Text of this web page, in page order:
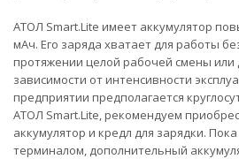
АТОЛ Smart.Lite имеет аккумулятор
мАч. Его заряда хватает для работы
протяжении целой рабочей смены
зависимости от интенсивности
предприятии предполагается
АТОЛ Smart.Lite, рекомендуем
аккумулятор и кредл для зарядки.
терминалом, дополнительный